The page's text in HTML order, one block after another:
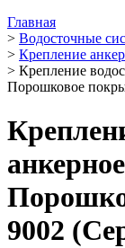
Главная
> Водосточные
> Крепление
> Крепление
Порошковое
9002